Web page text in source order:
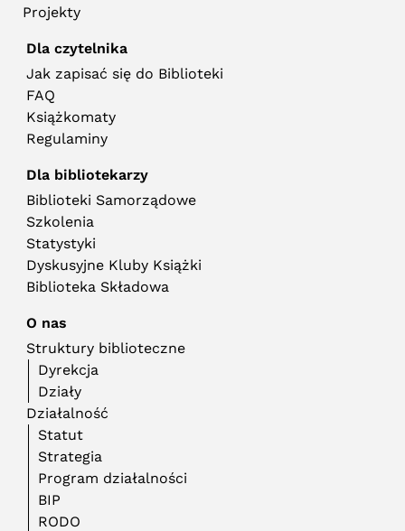
Projekty
Dla czytelnika
Jak zapisać się do Biblioteki
FAQ
Książkomaty
Regulaminy
Dla bibliotekarzy
Biblioteki Samorządowe
Szkolenia
Statystyki
Dyskusyjne Kluby Książki
Biblioteka Składowa
O nas
Struktury biblioteczne
Dyrekcja
Działy
Działalność
Statut
Strategia
Program działalności
BIP
RODO